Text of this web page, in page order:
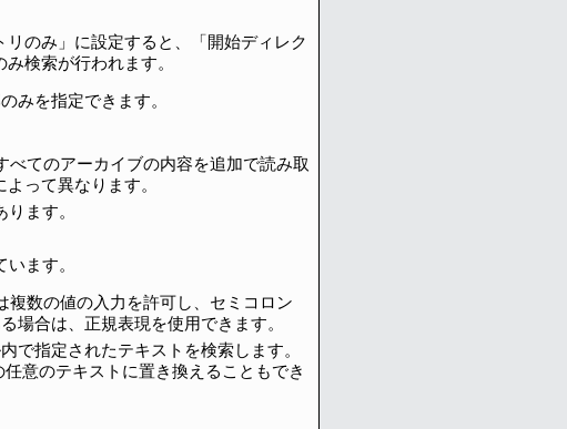
のみ」に設定すると、「開始ディレク
検索が行われます。
みを指定できます。
てのアーカイブの内容を追加で読み取
って異なります。
ます。
ます。
複数の値の入力を許可し、セミコロン
場合は、正規表現を使用できます。
で指定されたテキストを検索します。
意のテキストに置き換えることもでき